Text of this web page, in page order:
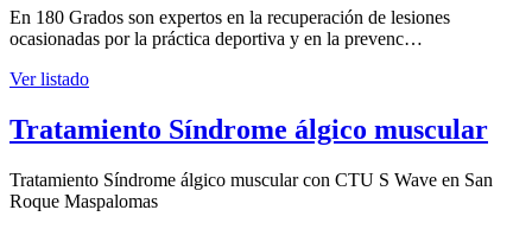
En 180 Grados son expertos en la recuperación de lesiones
ocasionadas por la práctica deportiva y en la prevenc…
Ver listado
Tratamiento Síndrome álgico muscular
Tratamiento Síndrome álgico muscular con CTU S Wave en San
Roque Maspalomas